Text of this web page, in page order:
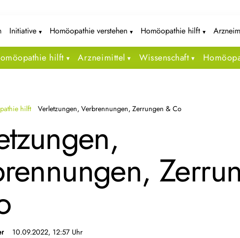
Initiative Homöopathie verstehen Homöopathie hilft
hilft Arzneimittel Wissenschaft
hilft Verletzungen, Verbrennungen, Zerrungen & Co
10.09.2022, 12:57 Uhr